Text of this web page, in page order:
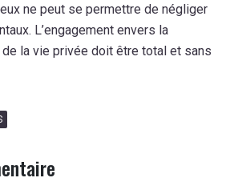
ne peut se permettre de négliger
L’engagement envers la
la vie privée doit être total et sans